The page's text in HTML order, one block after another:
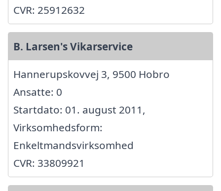
CVR: 25912632
B. Larsen's Vikarservice
Hannerupskovvej 3, 9500 Hobro
Ansatte: 0
Startdato: 01. august 2011,
Virksomhedsform:
Enkeltmandsvirksomhed
CVR: 33809921